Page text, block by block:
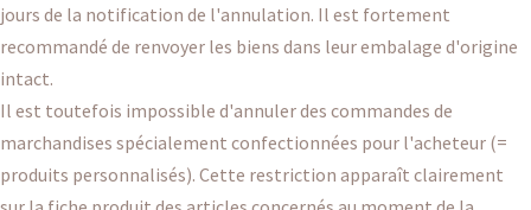
jours de la notification de l'annulation. Il est fortement
recommandé de renvoyer les biens dans leur embalage d'origine
intact.
Il est toutefois impossible d'annuler des commandes de
marchandises spécialement confectionnées pour l'acheteur (=
produits personnalisés). Cette restriction apparaît clairement